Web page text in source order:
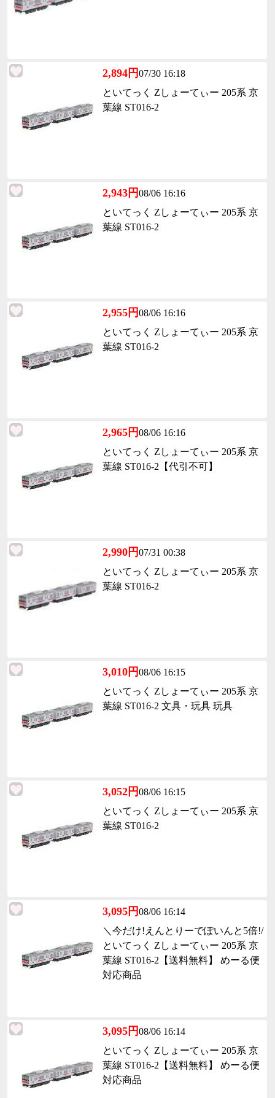
2,894円07/30 16:18
といてっく Zしょーてぃー 205系 京
葉線 ST016-2
2,943円08/06 16:16
といてっく Zしょーてぃー 205系 京
葉線 ST016-2
2,955円08/06 16:16
といてっく Zしょーてぃー 205系 京
葉線 ST016-2
2,965円08/06 16:16
といてっく Zしょーてぃー 205系 京
葉線 ST016-2【代引不可】
2,990円07/31 00:38
といてっく Zしょーてぃー 205系 京
葉線 ST016-2
3,010円08/06 16:15
といてっく Zしょーてぃー 205系 京
葉線 ST016-2 文具・玩具 玩具
3,052円08/06 16:15
といてっく Zしょーてぃー 205系 京
葉線 ST016-2
3,095円08/06 16:14
＼今だけ!えんとりーでぽいんと5倍!/
といてっく Zしょーてぃー 205系 京
葉線 ST016-2【送料無料】 めーる便
対応商品
3,095円08/06 16:14
といてっく Zしょーてぃー 205系 京
葉線 ST016-2【送料無料】 めーる便
対応商品